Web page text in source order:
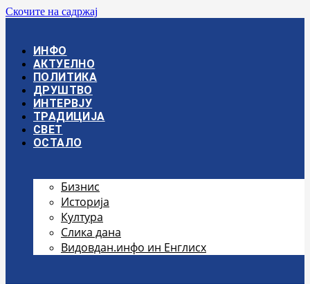
Скочите на садржај
ИНФО
АКТУЕЛНО
ПОЛИТИКА
ДРУШТВО
ИНТЕРВЈУ
ТРАДИЦИЈА
СВЕТ
ОСТАЛО
Бизнис
Историја
Култура
Слика дана
Видовдан.инфо ин Енглисх